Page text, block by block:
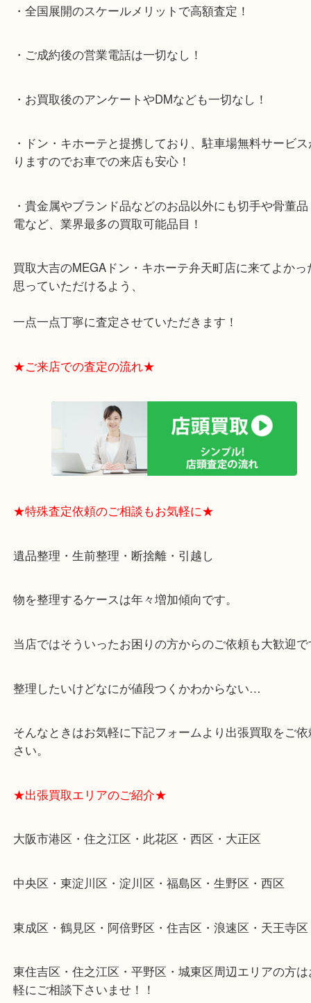
グです！
サングラスや眼鏡と言えばレイバンですよね！
伊達メガネをかける方が昔と思うと増えたなと感じ
昔から伊達メガネの方は多かったのかも知れませ
テムの一部になりましたね！
お使いでないレイバンのサングラスや眼鏡は是非大
談ください！
大阪市港区弁天町を中心に、此花区や住之江区のみ
テ弁天町店」は、大阪市の買取価格満足度1位を目
提携により、お車での来店も安心！
★当店特徴★
・ご成約後の営業電話は一切なし！
・お買取後のアンケートやDMなども一切なし！
・ドン・キホーテと提携しており、駐車場無料サー
電など、業界最多の買取可能品目！
思っていただけるよう、
一点一点丁寧に査定させていただきます！
★ご来店での査定の流れ★